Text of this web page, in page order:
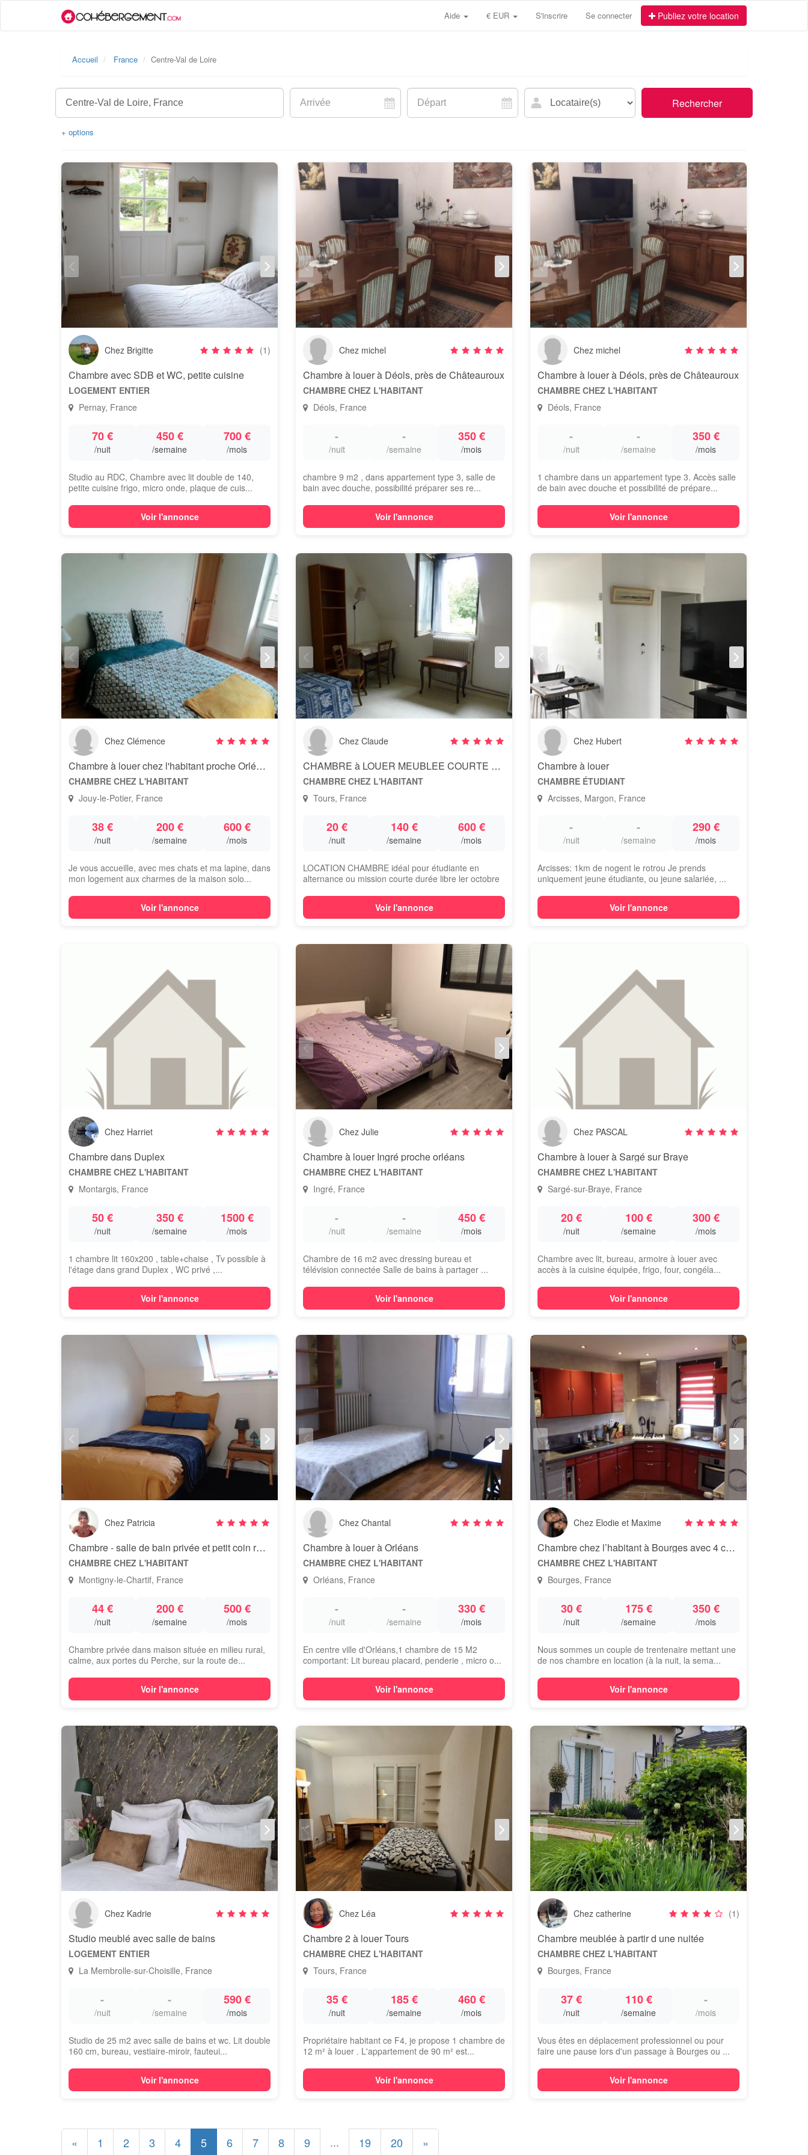
Aide € EUR S'inscrire Se connecter Publiez votre location
Accueil France Centre-Val de Loire
Rechercher
+ options
Chez Brigitte (1)
Chambre avec SDB et WC, petite cuisine
LOGEMENT ENTIER
Pernay, France
70 €
/nuit
450 €
/semaine
700 €
/mois
Studio au RDC, Chambre avec lit double de 140,
petite cuisine frigo, micro onde, plaque de cuis...
Voir l'annonce
Chez michel
Chambre à louer à Déols, près de Châteauroux
CHAMBRE CHEZ L'HABITANT
Déols, France
-
/nuit
-
/semaine
350 €
/mois
chambre 9 m2 , dans appartement type 3, salle de
bain avec douche, possibilité préparer ses re...
Voir l'annonce
Chez michel
Chambre à louer à Déols, près de Châteauroux
CHAMBRE CHEZ L'HABITANT
Déols, France
-
/nuit
-
/semaine
350 €
/mois
1 chambre dans un appartement type 3. Accès salle
de bain avec douche et possibilité de prépare...
Voir l'annonce
Chez Clémence
Chambre à louer chez l'habitant proche Orléans
CHAMBRE CHEZ L'HABITANT
Jouy-le-Potier, France
38 €
/nuit
200 €
/semaine
600 €
/mois
Je vous accueille, avec mes chats et ma lapine, dans
mon logement aux charmes de la maison solo...
Voir l'annonce
Chez Claude
CHAMBRE à LOUER MEUBLEE COURTE DUREE
CHAMBRE CHEZ L'HABITANT
Tours, France
20 €
/nuit
140 €
/semaine
600 €
/mois
LOCATION CHAMBRE idéal pour étudiante en
alternance ou mission courte durée libre ler octobre
Voir l'annonce
Chez Hubert
Chambre à louer
CHAMBRE ÉTUDIANT
Arcisses, Margon, France
-
/nuit
-
/semaine
290 €
/mois
Arcisses: 1km de nogent le rotrou Je prends
uniquement jeune étudiante, ou jeune salariée, ...
Voir l'annonce
Chez Harriet
Chambre dans Duplex
CHAMBRE CHEZ L'HABITANT
Montargis, France
50 €
/nuit
350 €
/semaine
1500 €
/mois
1 chambre lit 160x200 , table+chaise , Tv possible à
l'étage dans grand Duplex , WC privé ,...
Voir l'annonce
Chez Julie
Chambre à louer Ingré proche orléans
CHAMBRE CHEZ L'HABITANT
Ingré, France
-
/nuit
-
/semaine
450 €
/mois
Chambre de 16 m2 avec dressing bureau et
télévision connectée Salle de bains à partager ...
Voir l'annonce
Chez PASCAL
Chambre à louer à Sargé sur Braye
CHAMBRE CHEZ L'HABITANT
Sargé-sur-Braye, France
20 €
/nuit
100 €
/semaine
300 €
/mois
Chambre avec lit, bureau, armoire à louer avec
accès à la cuisine équipée, frigo, four, congéla...
Voir l'annonce
Chez Patricia
Chambre - salle de bain privée et petit coin repas
CHAMBRE CHEZ L'HABITANT
Montigny-le-Chartif, France
44 €
/nuit
200 €
/semaine
500 €
/mois
Chambre privée dans maison située en milieu rural,
calme, aux portes du Perche, sur la route de...
Voir l'annonce
Chez Chantal
Chambre à louer à Orléans
CHAMBRE CHEZ L'HABITANT
Orléans, France
-
/nuit
-
/semaine
330 €
/mois
En centre ville d'Orléans,1 chambre de 15 M2
comportant: Lit bureau placard, penderie , micro o...
Voir l'annonce
Chez Elodie et Maxime
Chambre chez l’habitant à Bourges avec 4 chats
CHAMBRE CHEZ L'HABITANT
Bourges, France
30 €
/nuit
175 €
/semaine
350 €
/mois
Nous sommes un couple de trentenaire mettant une
de nos chambre en location (à la nuit, la sema...
Voir l'annonce
Chez Kadrie
Studio meublé avec salle de bains
LOGEMENT ENTIER
La Membrolle-sur-Choisille, France
-
/nuit
-
/semaine
590 €
/mois
Studio de 25 m2 avec salle de bains et wc. Lit double
160 cm, bureau, vestiaire-miroir, fauteui...
Voir l'annonce
Chez Léa
Chambre 2 à louer Tours
CHAMBRE CHEZ L'HABITANT
Tours, France
35 €
/nuit
185 €
/semaine
460 €
/mois
Propriétaire habitant ce F4, je propose 1 chambre de
12 m² à louer . L'appartement de 90 m² est...
Voir l'annonce
Chez catherine (1)
Chambre meublée à partir d une nuitée
CHAMBRE CHEZ L'HABITANT
Bourges, France
37 €
/nuit
110 €
/semaine
-
/mois
Vous êtes en déplacement professionnel ou pour
faire une pause lors d'un passage à Bourges ou ...
Voir l'annonce
« 1 2 3 4 5 6 7 8 9 ... 19 20 »